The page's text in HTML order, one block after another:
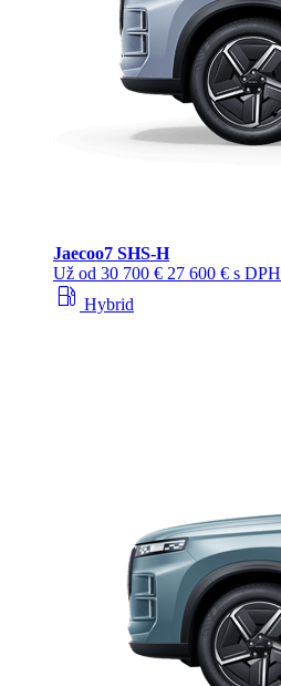
Jaecoo7 SHS-H
Už od 30 700 € 27 600 € s DPH
local_gas_station Hybrid